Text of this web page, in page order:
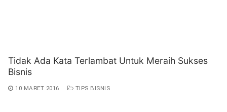
Tidak Ada Kata Terlambat Untuk Meraih Sukses
Bisnis
10 MARET 2016 TIPS BISNIS